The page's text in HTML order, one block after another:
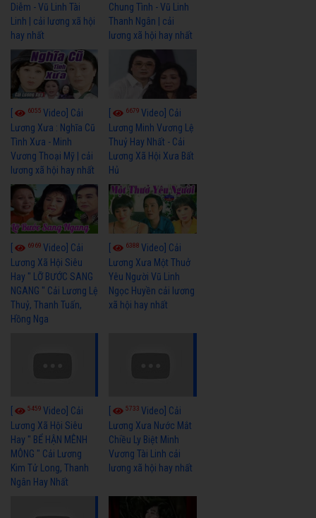
Diễm - Vũ Linh Tài
Linh | cải lương xã hội
hay nhất
Chung Tình - Vũ Linh
Thanh Ngân | cải
lương xã hội hay nhất
6055 Video] Cải
Lương Xưa : Nghĩa Cũ
Tình Xưa - Minh
Vương Thoại Mỹ | cải
lương xã hội hay nhất
6679Video] Cải
Lương Minh Vương Lệ
Thuỷ Hay Nhất - Cải
Lương Xã Hội Xưa Bất
Hủ
6969 Video] Cải
Lương Xã Hội Siêu
Hay " LỠ BƯỚC SANG
NGANG " Cải Lương Lệ
Thuỷ, Thanh Tuấn,
Hồng Nga
6388Video] Cải
Lương Xưa Một Thuở
Yêu Người Vũ Linh
Ngọc Huyền cải lương
xã hội hay nhất
5459 Video] Cải
Lương Xã Hội Siêu
Hay " BỂ HẬN MÊNH
MÔNG " Cải Lương
Kim Tử Long, Thanh
Ngân Hay Nhất
5733Video] Cải
Lương Xưa Nước Mắt
Chiều Ly Biệt Minh
Vương Tài Linh cải
lương xã hội hay nhất